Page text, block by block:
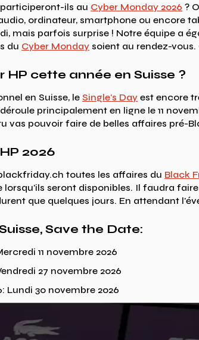
participeront-ils au Cyber Monday 2026 ?
ordinateur, smartphone ou encore
mais parfois surprise ! Notre équipe a
du Cyber Monday soient au rendez-
HP cette année en Suisse ?
en Suisse, le Single's Day est encore
principalement en ligne le 11
vas pouvoir faire de belles affaires pré-
2026
toutes les affaires du Black
lorsqu'ils seront disponibles. Il faudra
que quelques jours. En attendant
Save the Date:
11 novembre 2026
27 novembre 2026
Lundi 30 novembre 2026